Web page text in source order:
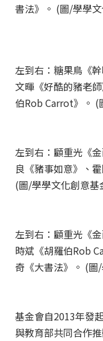
書法》。 (圖/學學
左到右：糖果鳥《
文暉《好酷的豬老
伯Rob Carrot》。 (
左到右：顧重光《
良《豬事如意》、
(圖/學學文化創意基
左到右：顧重光《
時斌《胡羅伯Rob
奇《大書法》。 (圖
基金會自2013年發
與教育部共同合作